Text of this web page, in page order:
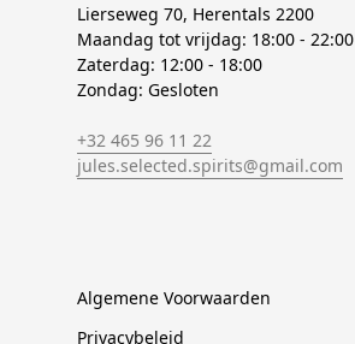
Lierseweg 70, Herentals 2200
Maandag tot vrijdag: 18:00 - 22:00
Zaterdag: 12:00 - 18:00
Zondag: Gesloten
+32 465 96 11 22
jules.selected.spirits@gmail.com
Algemene Voorwaarden
Privacybeleid